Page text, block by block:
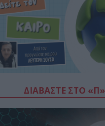
ΔΙΑΒΆΣΤΕ ΣΤΟ «Π»